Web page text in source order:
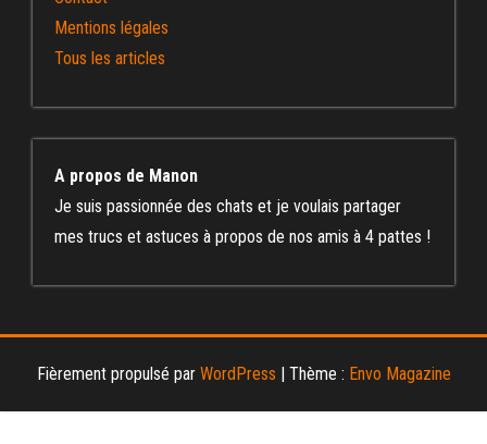
Mentions légales
Tous les articles
A propos de Manon
Je suis passionnée des chats et je voulais partager
mes trucs et astuces à propos de nos amis à 4 pattes !
Fièrement propulsé par WordPress Thème : Envo Magazine